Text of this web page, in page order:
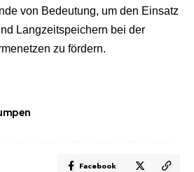
von Bedeutung, um den Einsatz
Langzeitspeichern bei der
zu fördern.
Facebook